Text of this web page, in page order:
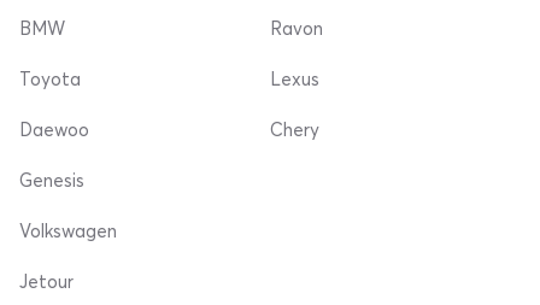
BMW
Toyota
Daewoo
Ravon
Lexus
Chery
Genesis
Volkswagen
Jetour